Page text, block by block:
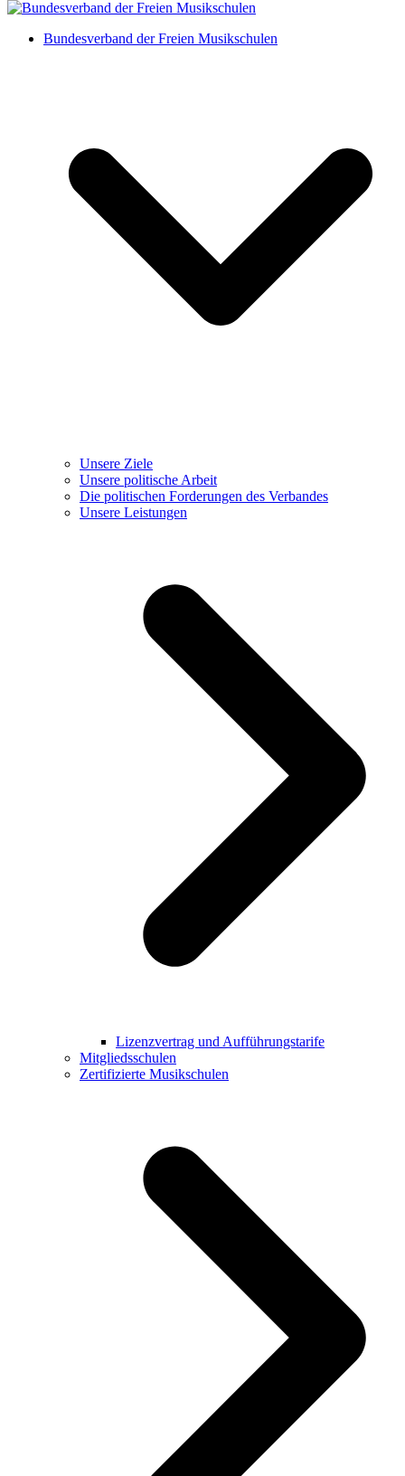
Bundesverband der Freien Musikschulen
Unsere Ziele
Unsere politische Arbeit
Die politischen Forderungen des Verbandes
Unsere Leistungen
Lizenzvertrag und Aufführungstarife
Mitgliedsschulen
Zertifizierte Musikschulen